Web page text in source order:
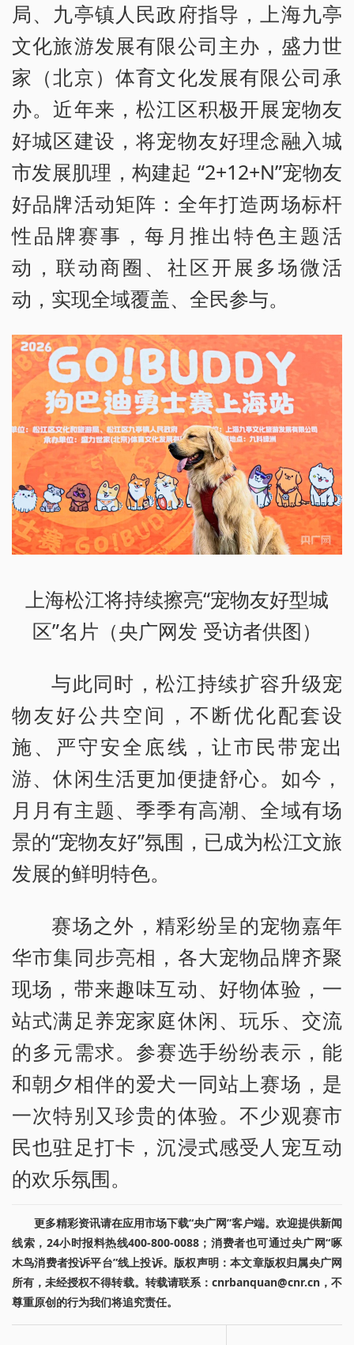
局、九亭镇人民政府指导，上海九亭
文化旅游发展有限公司主办，盛力世
家（北京）体育文化发展有限公司承
办。近年来，松江区积极开展宠物友
好城区建设，将宠物友好理念融入城
市发展肌理，构建起 “2+12+N”宠物友
好品牌活动矩阵：全年打造两场标杆
性品牌赛事，每月推出特色主题活
动，联动商圈、社区开展多场微活
动，实现全域覆盖、全民参与。
上海松江将持续擦亮“宠物友好型城
区”名片（央广网发 受访者供图）
与此同时，松江持续扩容升级宠
物友好公共空间，不断优化配套设
施、严守安全底线，让市民带宠出
游、休闲生活更加便捷舒心。如今，
月月有主题、季季有高潮、全域有场
景的“宠物友好”氛围，已成为松江文旅
发展的鲜明特色。
赛场之外，精彩纷呈的宠物嘉年
华市集同步亮相，各大宠物品牌齐聚
现场，带来趣味互动、好物体验，一
站式满足养宠家庭休闲、玩乐、交流
的多元需求。参赛选手纷纷表示，能
和朝夕相伴的爱犬一同站上赛场，是
一次特别又珍贵的体验。不少观赛市
民也驻足打卡，沉浸式感受人宠互动
的欢乐氛围。
更多精彩资讯请在应用市场下载“央广网”客户端。欢迎提供新闻
线索，24小时报料热线400-800-0088；消费者也可通过央广网“啄
木鸟消费者投诉平台”线上投诉。版权声明：本文章版权归属央广网
所有，未经授权不得转载。转载请联系：cnrbanquan@cnr.cn，不
尊重原创的行为我们将追究责任。